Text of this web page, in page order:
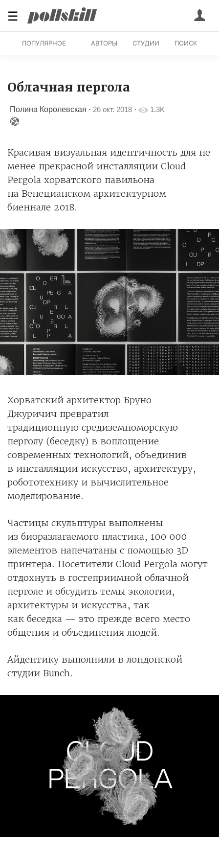
☰
ПОПУЛЯРНОЕ АВТОРЫ СТУДИИ ПОИСК
Облачная пергола
Полина Королевская · 26 окт. 2018 · 1.3K
Красивая визуальная идентичность для не
менее прекрасной инсталляции Cloud
Pergola хорватского павильона
на Венецианском архитектурном
биеннале 2018.
Хорватский архитектор Бруно
Джуричич превратил
традиционную средиземноморскую
перголу (беседку) в воплощение
современных технологий, объединив
в инсталляции искусство, архитектуру,
робототехнику и вычислительное
моделирование.
Частицы скульптуры выполнены
из биоразлагаемого пластика, 100 000
элементов напечатаны с помощью 3D
принтера. Посетители Cloud Pergola могут
отдохнуть в гостеприимной облачной
перголе и обсудить темы экологии,
архитектуры и искусства, так
как беседка — это прежде всего место
общения и объединения людей.
Айдентику выполнили в лондонской
студии Bunch.